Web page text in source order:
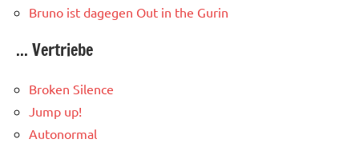
Bruno ist dagegen Out in the Gurin
... Vertriebe
Broken Silence
Jump up!
Autonormal